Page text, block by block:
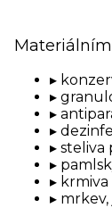
steliva